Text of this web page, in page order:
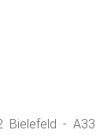
Bielefeld - A33